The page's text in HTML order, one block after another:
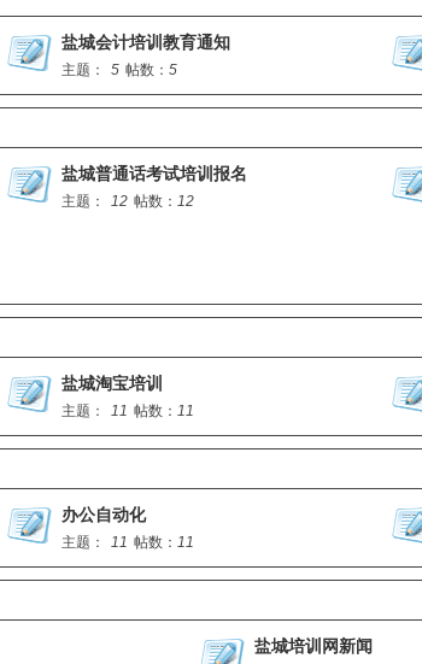
盐城会计培训教育通知
主题： 5 帖数： 5
盐城普通话考试培训报名
主题： 12 帖数： 12
盐城淘宝培训
主题： 11 帖数： 11
办公自动化
主题： 11 帖数： 11
盐城培训网新闻